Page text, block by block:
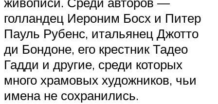
голландец Иероним Босх и Питер
Пауль Рубенс, итальянец Джотто
ди Бондоне, его крестник Тадео
Гадди и другие, среди которых
много храмовых художников, чьи
имена не сохранились.